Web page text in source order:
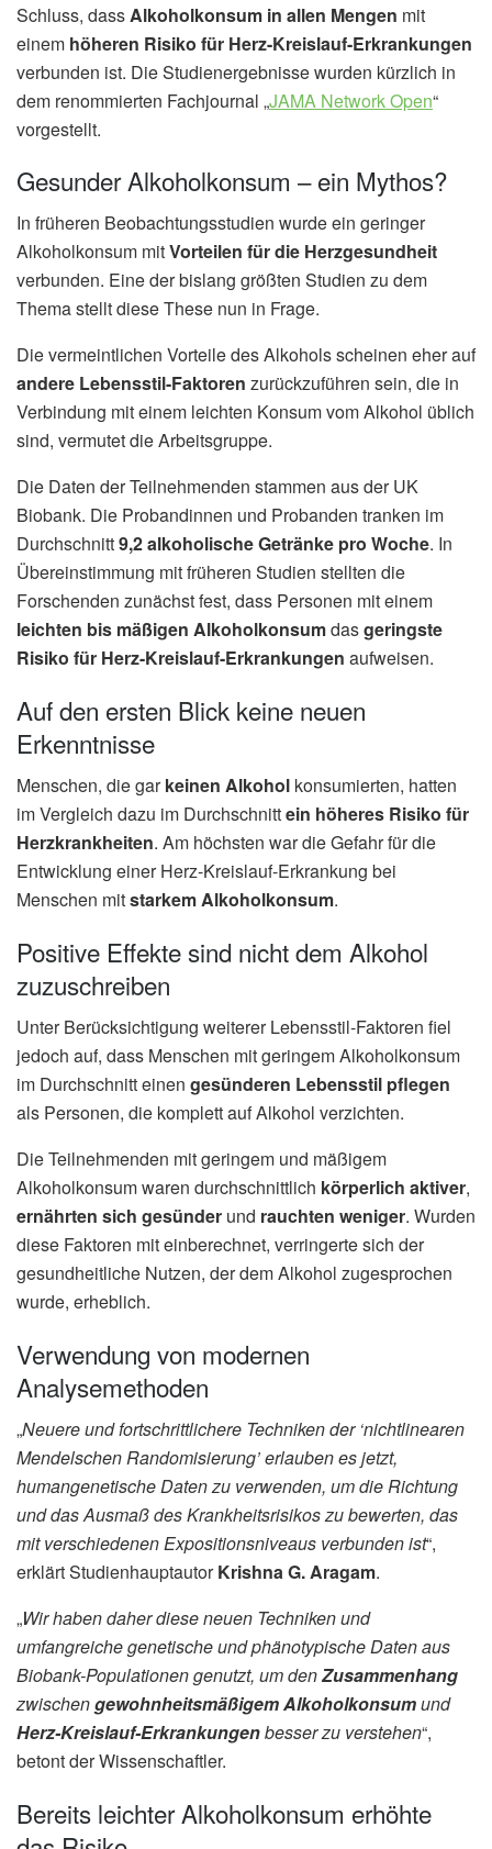
Schluss, dassAlkoholkonsum in allen Mengen mit
einem höheren Risiko für Herz-Kreislauf-Erkrankungen
verbunden ist. Die Studienergebnisse wurden kürzlich in
dem renommierten Fachjournal „JAMA Network Open“
vorgestellt.
Gesunder Alkoholkonsum – ein Mythos?
In früheren Beobachtungsstudien wurde ein geringer
Alkoholkonsum mitVorteilen für die Herzgesundheit
verbunden. Eine der bislang größten Studien zu dem
Thema stellt diese These nun in Frage.
Die vermeintlichen Vorteile des Alkohols scheinen eher auf
andere Lebensstil-Faktoren zurückzuführen sein, die in
Verbindung mit einem leichten Konsum vom Alkohol üblich
sind, vermutet die Arbeitsgruppe.
Die Daten der Teilnehmenden stammen aus der UK
Biobank. Die Probandinnen und Probanden tranken im
Durchschnitt9,2 alkoholische Getränke pro Woche. In
Übereinstimmung mit früheren Studien stellten die
Forschenden zunächst fest, dass Personen mit einem
leichten bis mäßigen Alkoholkonsumdasgeringste
Risiko für Herz-Kreislauf-Erkrankungen aufweisen.
Auf den ersten Blick keine neuen
Erkenntnisse
Menschen, die garkeinen Alkohol konsumierten, hatten
im Vergleich dazu im Durchschnittein höheres Risiko für
Herzkrankheiten. Am höchsten war die Gefahr für die
Entwicklung einer Herz-Kreislauf-Erkrankung bei
Menschen mitstarkem Alkoholkonsum.
Positive Effekte sind nicht dem Alkohol
zuzuschreiben
Unter Berücksichtigung weiterer Lebensstil-Faktoren fiel
jedoch auf, dass Menschen mit geringem Alkoholkonsum
im Durchschnitt einen gesünderen Lebensstil pflegen
als Personen, die komplett auf Alkohol verzichten.
Die Teilnehmenden mit geringem und mäßigem
Alkoholkonsum waren durchschnittlich körperlich aktiver,
ernährten sich gesünder und rauchten weniger. Wurden
diese Faktoren mit einberechnet, verringerte sich der
gesundheitliche Nutzen, der dem Alkohol zugesprochen
wurde, erheblich.
Verwendung von modernen
Analysemethoden
„Neuere und fortschrittlichere Techniken der ‘nichtlinearen
Mendelschen Randomisierung’ erlauben es jetzt,
humangenetische Daten zu verwenden, um die Richtung
und das Ausmaß des Krankheitsrisikos zu bewerten, das
mit verschiedenen Expositionsniveaus verbunden ist“,
erklärt StudienhauptautorKrishna G. Aragam.
„Wir haben daher diese neuen Techniken und
umfangreiche genetische und phänotypische Daten aus
Biobank-Populationen genutzt, um denZusammenhang
zwischengewohnheitsmäßigem Alkoholkonsumund
Herz-Kreislauf-Erkrankungenbesser zu verstehen“,
betont der Wissenschaftler.
Bereits leichter Alkoholkonsum erhöhte